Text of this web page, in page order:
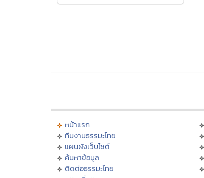
หน้าแรก
ทีมงานธรรมะไทย
แผนผังเว็บไซต์
ค้นหาข้อมูล
ติดต่อธรรมะไทย